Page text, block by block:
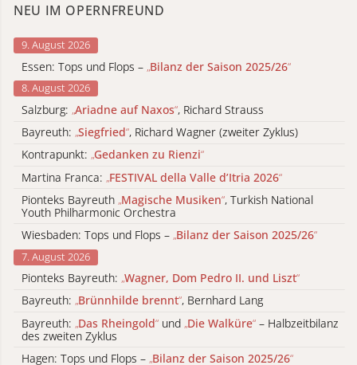
NEU IM OPERNFREUND
9. August 2026
Essen: Tops und Flops – „Bilanz der Saison 2025/26“
8. August 2026
Salzburg: „Ariadne auf Naxos“, Richard Strauss
Bayreuth: „Siegfried“, Richard Wagner (zweiter Zyklus)
Kontrapunkt: „Gedanken zu Rienzi“
Martina Franca: „FESTIVAL della Valle d’Itria 2026“
Pionteks Bayreuth „Magische Musiken“, Turkish National
Youth Philharmonic Orchestra
Wiesbaden: Tops und Flops – „Bilanz der Saison 2025/26“
7. August 2026
Pionteks Bayreuth: „Wagner, Dom Pedro II. und Liszt“
Bayreuth: „Brünnhilde brennt“, Bernhard Lang
Bayreuth: „Das Rheingold“ und „Die Walküre“ – Halbzeitbilanz
des zweiten Zyklus
Hagen: Tops und Flops – „Bilanz der Saison 2025/26“